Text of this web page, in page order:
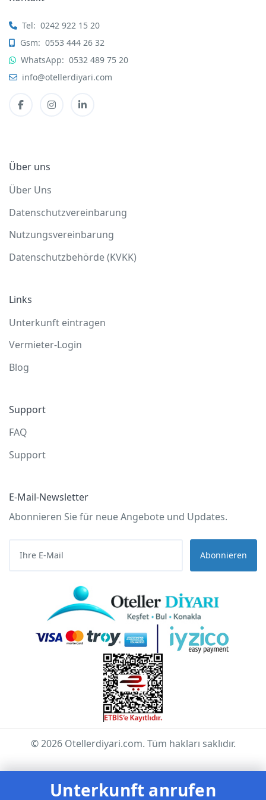
Tel: 0242 922 15 20
Gsm: 0553 444 26 32
WhatsApp: 0532 489 75 20
info@otellerdiyari.com
Über uns
Über Uns
Datenschutzvereinbarung
Nutzungsvereinbarung
Datenschutzbehörde (KVKK)
Links
Unterkunft eintragen
Vermieter-Login
Blog
Support
FAQ
Support
E-Mail-Newsletter
Abonnieren Sie für neue Angebote und Updates.
Abonnieren
© 2026 Otellerdiyari.com. Tüm hakları saklıdır.
Unterkunft anrufen